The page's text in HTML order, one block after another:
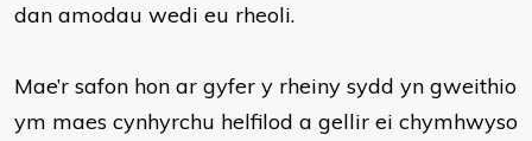
dan amodau wedi eu rheoli.
Mae’r safon hon ar gyfer y rheiny sydd yn gweithio
ym maes cynhyrchu helfilod a gellir ei chymhwyso